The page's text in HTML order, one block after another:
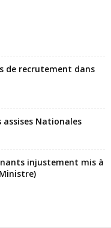
de recrutement dans
assises Nationales
injustement mis à